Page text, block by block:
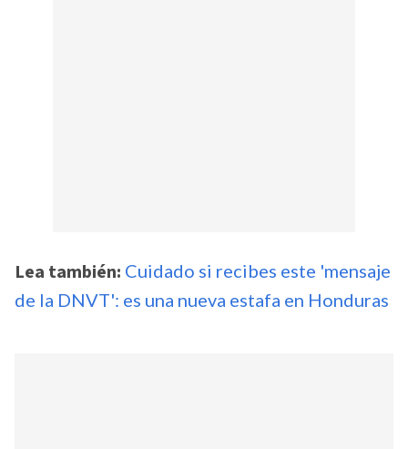
Lea también: Cuidado si recibes este 'mensaje
de la DNVT': es una nueva estafa en Honduras